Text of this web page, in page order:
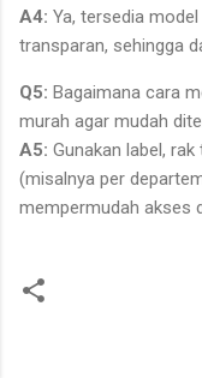
A4: Ya, tersedia
transparan, sehingga
Q5: Bagaimana cara
murah agar mudah
A5: Gunakan label,
(misalnya per
mempermudah akses